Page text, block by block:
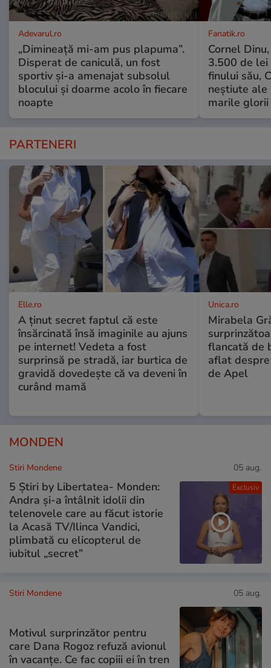
Adevarul.ro
„Dimineață mi-am pus plapuma”.
Disperat de caniculă, un fost
sportiv și-a amenajat subsolul
blocului și doarme acolo în fiecare
noapte
Fanatik.ro
Cornel
3.500 de lei
finului său,
neștiute
marile
PARTENERI
Elle.ro
A ținut secret faptul că este
însărcinată însă imaginile au ajuns
pe internet! Vedeta a fost
surprinsă pe stradă, iar burtica de
gravidă dovedește că va deveni în
curând mamă
Unica.ro
Mirabela
flancată de
aflat
de Apel
MONDEN
Exclusiv
Stiri Mondene 05 aug.
5 Știri by Libertatea- Monden:
Andra și-a întâlnit idolii din
telenovele care au făcut istorie
la Acasă TV/Ilinca Vandici,
plimbată cu elicopterul de
iubitul „secret”
Stiri Mondene 05 aug.
Motivul surprinzător pentru
care Dana Rogoz refuză avionul
în vacanțe. Ce fac copiii ei în tren